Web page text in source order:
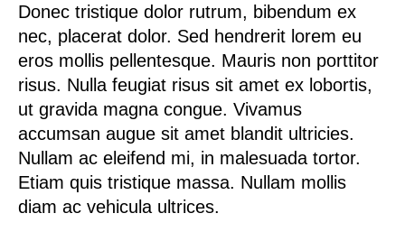
Donec tristique dolor rutrum, bibendum ex
nec, placerat dolor. Sed hendrerit lorem eu
eros mollis pellentesque. Mauris non porttitor
risus. Nulla feugiat risus sit amet ex lobortis,
ut gravida magna congue. Vivamus
accumsan augue sit amet blandit ultricies.
Nullam ac eleifend mi, in malesuada tortor.
Etiam quis tristique massa. Nullam mollis
diam ac vehicula ultrices.